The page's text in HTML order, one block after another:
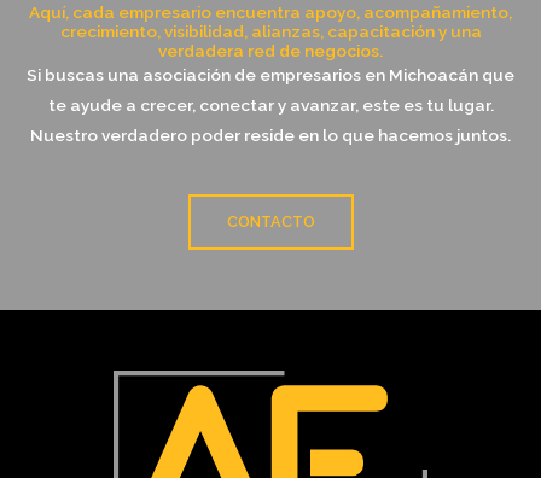
Aquí, cada empresario encuentra apoyo, acompañamiento,
crecimiento, visibilidad, alianzas, capacitación y una
verdadera red de negocios.
Si buscas una asociación de empresarios en Michoacán que
te ayude a crecer, conectar y avanzar, este es tu lugar.
Nuestro verdadero poder reside en lo que hacemos juntos.
CONTACTO